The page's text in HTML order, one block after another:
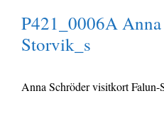
P421_0006A
Storvik_s
Anna Schröder visitkort